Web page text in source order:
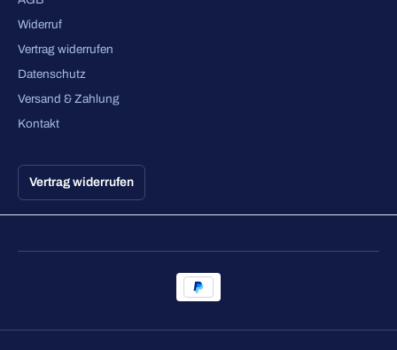
Widerruf
Vertrag widerrufen
Datenschutz
Versand & Zahlung
Kontakt
Vertrag widerrufen